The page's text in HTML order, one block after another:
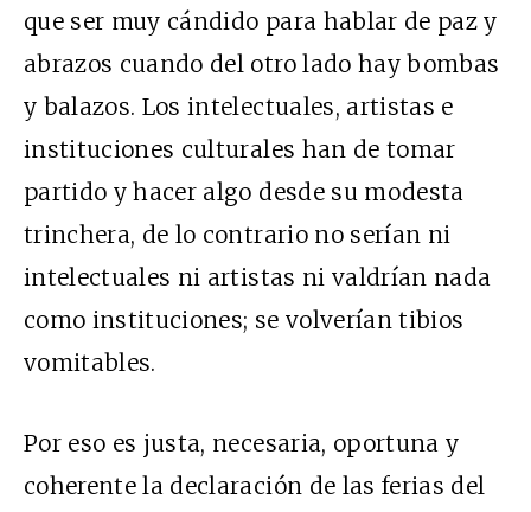
que ser muy cándido para hablar de paz y
abrazos cuando del otro lado hay bombas
y balazos. Los intelectuales, artistas e
instituciones culturales han de tomar
partido y hacer algo desde su modesta
trinchera, de lo contrario no serían ni
intelectuales ni artistas ni valdrían nada
como instituciones; se volverían tibios
vomitables.
Por eso es justa, necesaria, oportuna y
coherente la declaración de las ferias del